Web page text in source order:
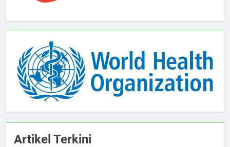
Artikel Terkini